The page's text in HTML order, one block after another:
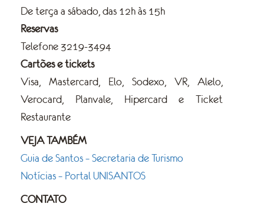
De terça a sábado, das 12h às 15h
Reservas
Telefone 3219-3494
Cartões e tickets
Visa, Mastercard, Elo, Sodexo, VR, Alelo,
Verocard, Planvale, Hipercard e Ticket
Restaurante
VEJA TAMBÉM
Guia de Santos – Secretaria de Turismo
Notícias – Portal UNISANTOS
CONTATO